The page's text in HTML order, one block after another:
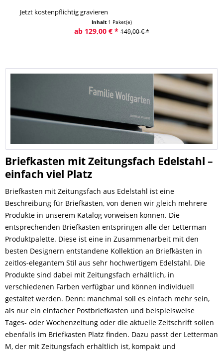
Jetzt kostenpflichtig gravieren
Inhalt 1 Paket(e)
ab 129,00 € * 149,00 € *
Briefkasten mit Zeitungsfach Edelstahl –
einfach viel Platz
Briefkasten mit Zeitungsfach aus Edelstahl ist eine
Beschreibung für Briefkästen, von denen wir gleich mehrere
Produkte in unserem Katalog vorweisen können. Die
entsprechenden Briefkästen entspringen alle der Letterman
Produktpalette. Diese ist eine in Zusammenarbeit mit den
besten Designern entstandene Kollektion an Briefkästen in
zeitlos-elegantem Stil aus sehr hochwertigem Edelstahl. Die
Produkte sind dabei mit Zeitungsfach erhältlich, in
verschiedenen Farben verfügbar und können individuell
gestaltet werden. Denn: manchmal soll es einfach mehr sein,
als nur ein einfacher Postbriefkasten und beispielsweise
Tages- oder Wochenzeitung oder die aktuelle Zeitschrift sollen
ebenfalls im Briefkasten Platz finden. Dazu passt der Letterman
M, der mit Zeitungsfach erhältlich ist, kompakt und